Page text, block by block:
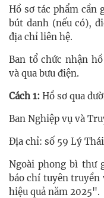
Hồ sơ tác phẩm cần
bút danh (nếu có),
địa chỉ liên hệ.
Ban tổ chức nhận
và qua bưu điện.
Cách 1: Hồ sơ qua
Ban Nghiệp vụ và
Địa chỉ: số 59 Lý
Ngoài phong bì thư
báo chí tuyên truyền
hiệu quả năm 2025".